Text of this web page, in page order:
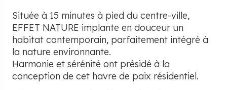
Située à 15 minutes à pied du centre-ville,
EFFET NATURE implante en douceur un
habitat contemporain, parfaitement intégré à
la nature environnante.
Harmonie et sérénité ont présidé à la
conception de cet havre de paix résidentiel.